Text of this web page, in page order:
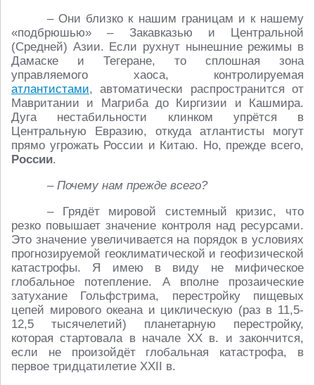
– Они близко к нашим границам и к нашему
«подбрюшью» – Закавказью и Центральной
(Средней) Азии. Если рухнут нынешние режимы в
Дамаске и Тегеране, то сплошная зона
управляемого хаоса, контролируемая
атлантистами, автоматически распространится от
Мавритании и Магриба до Киргизии и Кашмира.
Дуга нестабильности клинком упрётся в
Центральную Евразию, откуда атлантисты могут
прямо угрожать России и Китаю. Но, прежде всего,
России.
– Почему нам прежде всего?
– Грядёт мировой системный кризис, что
резко повышает значение контроля над ресурсами.
Это значение увеличивается на порядок в условиях
прогнозируемой геоклиматической и геофизической
катастрофы. Я имею в виду не мифическое
глобальное потепление. А вполне прозаические
затухание Гольфстрима, перестройку пищевых
цепей мирового океана и циклическую (раз в 11,5-
12,5 тысячелетий) планетарную перестройку,
которая стартовала в начале ХХ в. и закончится,
если не произойдёт глобальная катастрофа, в
первое тридцатилетие XXII в.